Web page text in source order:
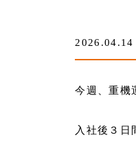
2026.04.14
今週、重機
入社後３日